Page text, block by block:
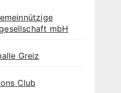
mbH
Greiz
Club